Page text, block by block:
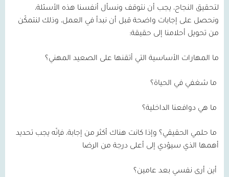
لتحقيق النجاح، يجب أن نتوقف ونسأل أنفسنا هذه الأسئلة،
ونحصل على إجابات واضحة قبل أن نبدأ في العمل، وذلك لنتمكّن
من تحويل أحلامنا إلى حقيقة:
ما المهارات الأساسية التي أتقنها على الصعيد المهني؟
ما شغفي في الحياة؟
ما هي دوافعنا الداخلية؟
ما حلمي الحقيقي؟ وإذا كانت هناك أكثر من إجابة، فإنّه يجب تحديد
أهمها الذي سيؤدي إلى أعلى درجة من الرضا
أين أرى نفسي بعد عامين؟